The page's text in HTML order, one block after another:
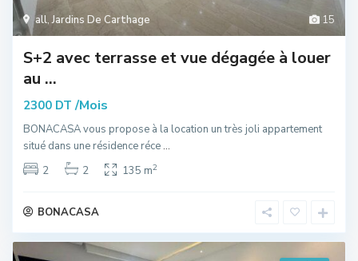
15
all,Jardins De Carthage
S+2 avec terrasse et vue dégagée à louer
au ...
2300 DT /Mois
BONACASA vous propose à la location un très joli appartement
situé dans une résidence réce...
2
2 135 m2
BONACASA